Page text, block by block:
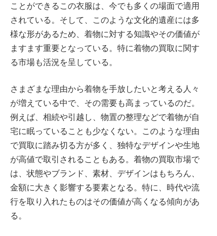
ことができるこの衣服は、今でも多くの場面で適用
されている。そして、このような文化的遺産には多
様な形があるため、着物に対する知識やその価値が
ますます重要となっている。特に着物の買取に関す
る市場も活況を呈している。
さまざまな理由から着物を手放したいと考える人々
が増えている中で、その需要も高まっているのだ。
例えば、相続や引越し、物置の整理などで着物が自
宅に眠っていることも少なくない。このような理由
で買取に踏み切る方が多く、独特なデザインや生地
が高値で取引されることもある。着物の買取市場で
は、状態やブランド、素材、デザインはもちろん、
金額に大きく影響する要素となる。特に、時代や流
行を取り入れたものはその価値が高くなる傾向があ
る。